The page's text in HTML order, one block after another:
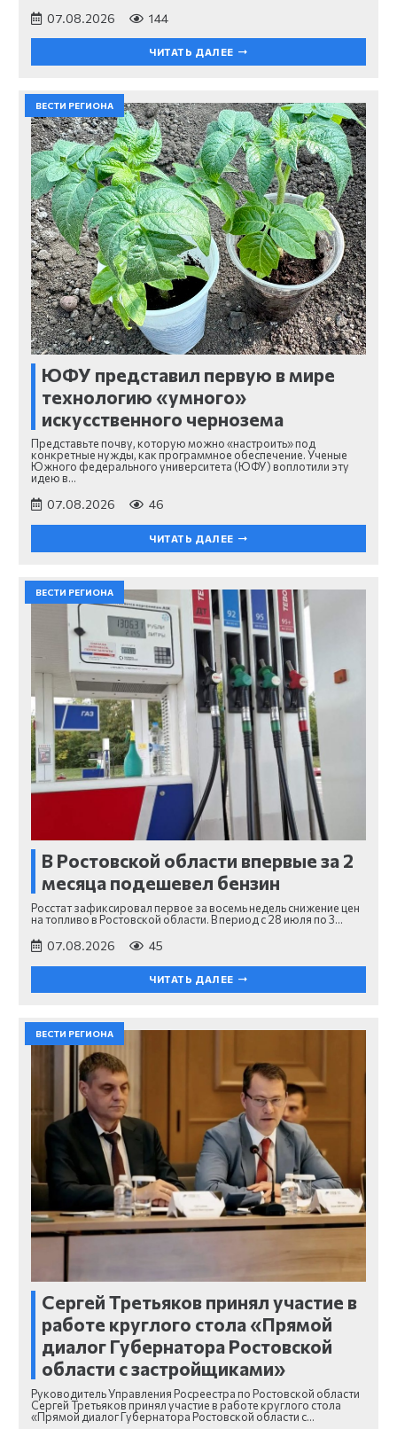
07.08.2026 144
ЧИТАТЬ ДАЛЕЕ
ВЕСТИ РЕГИОНА
ЮФУ представил первую в мире
технологию «умного»
искусственного чернозема
Представьте почву, которую можно «настроить» под
конкретные нужды, как программное обеспечение. Ученые
Южного федерального университета (ЮФУ) воплотили эту
идею в…
07.08.2026 46
ЧИТАТЬ ДАЛЕЕ
ВЕСТИ РЕГИОНА
В Ростовской области впервые за 2
месяца подешевел бензин
Росстат зафиксировал первое за восемь недель снижение цен
на топливо в Ростовской области. В период с 28 июля по 3…
07.08.2026 45
ЧИТАТЬ ДАЛЕЕ
ВЕСТИ РЕГИОНА
Сергей Третьяков принял участие в
работе круглого стола «Прямой
диалог Губернатора Ростовской
области с застройщиками»
Руководитель Управления Росреестра по Ростовской области
Сергей Третьяков принял участие в работе круглого стола
«Прямой диалог Губернатора Ростовской области с…